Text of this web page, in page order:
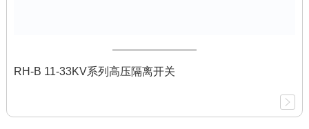
RH-B 11-33KV系列高压隔离开关